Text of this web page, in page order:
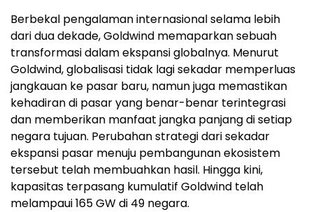
Berbekal pengalaman internasional selama lebih
dari dua dekade, Goldwind memaparkan sebuah
transformasi dalam ekspansi globalnya. Menurut
Goldwind, globalisasi tidak lagi sekadar memperluas
jangkauan ke pasar baru, namun juga memastikan
kehadiran di pasar yang benar-benar terintegrasi
dan memberikan manfaat jangka panjang di setiap
negara tujuan. Perubahan strategi dari sekadar
ekspansi pasar menuju pembangunan ekosistem
tersebut telah membuahkan hasil. Hingga kini,
kapasitas terpasang kumulatif Goldwind telah
melampaui 165 GW di 49 negara.